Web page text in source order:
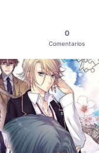
0
Comentarios